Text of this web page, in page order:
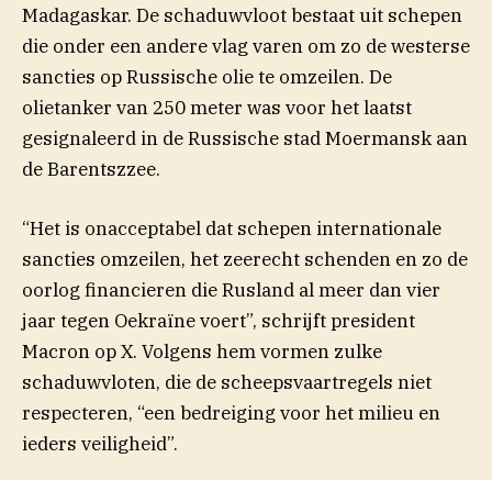
Madagaskar. De schaduwvloot bestaat uit schepen
die onder een andere vlag varen om zo de westerse
sancties op Russische olie te omzeilen. De
olietanker van 250 meter was voor het laatst
gesignaleerd in de Russische stad Moermansk aan
de Barentszzee.
“Het is onacceptabel dat schepen internationale
sancties omzeilen, het zeerecht schenden en zo de
oorlog financieren die Rusland al meer dan vier
jaar tegen Oekraïne voert”, schrijft president
Macron opX(opent in nieuw venster)
. Volgens hem vormen zulke
schaduwvloten, die de scheepsvaartregels niet
respecteren, “een bedreiging voor het milieu en
ieders veiligheid”.